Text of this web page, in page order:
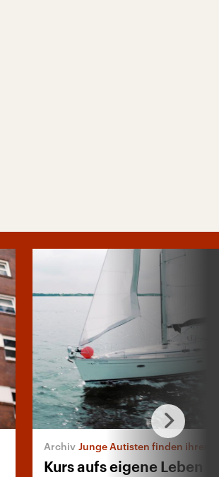
Junge Autisten finden ihren
Kurs aufs eigene Leben